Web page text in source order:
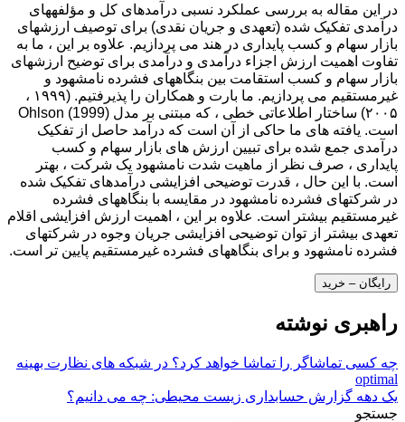
در این مقاله به بررسی عملکرد نسبی درآمدهای کل و مؤلفههای
درآمدی تفکیک شده (تعهدی و جریان نقدی) برای توصیف ارزشهای
بازار سهام و کسب پایداری در هند می پردازیم. علاوه بر این ، ما به
تفاوت اهمیت ارزش اجزاء درآمدی و درآمدی برای توضیح ارزشهای
بازار سهام و کسب استقامت بین بنگاههای فشرده نامشهود و
غیرمستقیم می پردازیم. ما بارت و همکاران را پذیرفتیم. (۱۹۹۹ ،
۲۰۰۵) ساختار اطلاعاتی خطی ، که مبتنی بر مدل Ohlson (1999)
است. یافته های ما حاکی از آن است که درآمد حاصل از تفکیک
درآمدی جمع شده برای تبیین ارزش های بازار سهام و کسب
پایداری ، صرف نظر از ماهیت شدت نامشهود یک شرکت ، بهتر
است. با این حال ، قدرت توضیحی افزایشی درآمدهای تفکیک شده
در شرکتهای فشرده نامشهود در مقایسه با بنگاههای فشرده
غیرمستقیم بیشتر است. علاوه بر این ، اهمیت ارزش افزایشی اقلام
تعهدی بیشتر از توان توضیحی افزایشی جریان وجوه در شرکتهای
فشرده نامشهود و برای بنگاههای فشرده غیرمستقیم پایین تر است.
رایگان – خرید
راهبری نوشته
چه کسی تماشاگر را تماشا خواهد کرد؟ در شبکه های نظارت بهینه
optimal
یک دهه گزارش حسابداری زیست محیطی: چه می دانیم؟
جستجو